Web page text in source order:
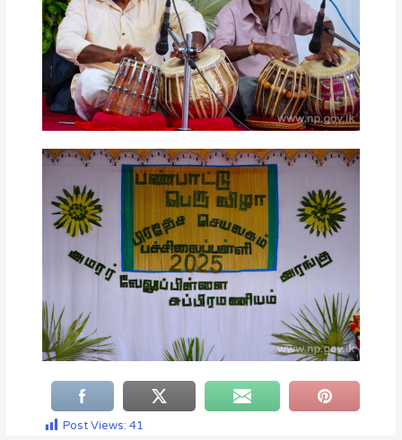
Post Views: 41